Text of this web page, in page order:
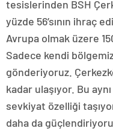
tesislerinden BSH
yüzde 56’sının ihraç
Avrupa olmak üzere
Sadece kendi
gönderiyoruz.
kadar ulaşıyor. Bu
sevkiyat özelliği
daha da